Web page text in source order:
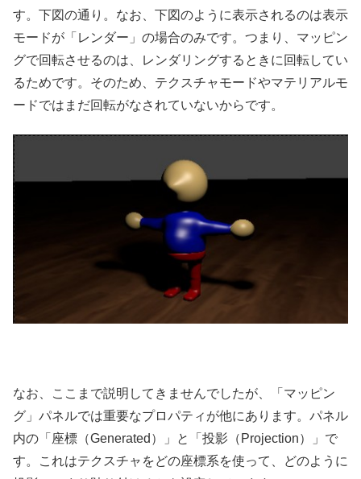
す。下図の通り。なお、下図のように表示されるのは表示
モードが「レンダー」の場合のみです。つまり、マッピン
グで回転させるのは、レンダリングするときに回転してい
るためです。そのため、テクスチャモードやマテリアルモ
ードではまだ回転がなされていないからです。
なお、ここまで説明してきませんでしたが、「マッピン
グ」パネルでは重要なプロパティが他にあります。パネル
内の「座標（Generated）」と「投影（Projection）」で
す。これはテクスチャをどの座標系を使って、どのように